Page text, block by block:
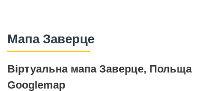
Мапа Заверце
Віртуальна мапа Заверце, Польща
Googlemap